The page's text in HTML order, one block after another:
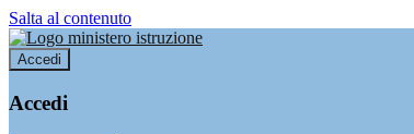
Salta al contenuto
Accedi
Accedi